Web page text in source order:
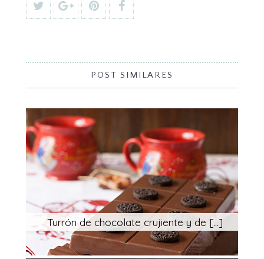
POST SIMILARES
Turrón de chocolate crujiente y de [...]